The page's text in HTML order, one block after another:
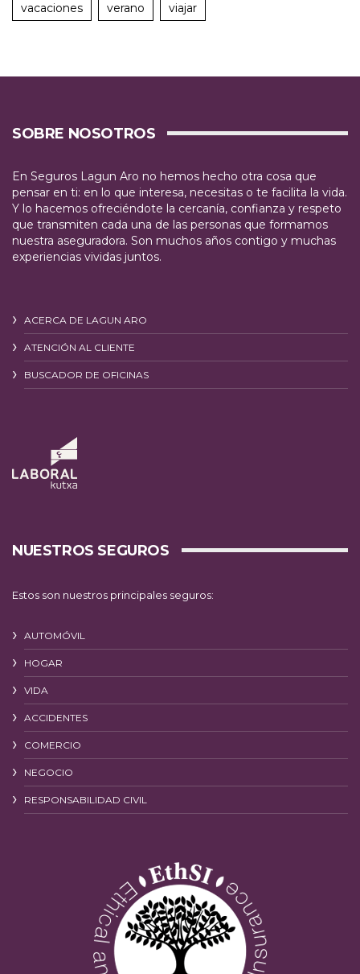
vacaciones verano viajar
SOBRE NOSOTROS
En Seguros Lagun Aro no hemos hecho otra cosa que
pensar en ti: en lo que interesa, necesitas o te facilita la vida.
Y lo hacemos ofreciéndote la cercanía, confianza y respeto
que transmiten cada una de las personas que formamos
nuestra aseguradora. Son muchos años contigo y muchas
experiencias vividas juntos.
ACERCA DE LAGUN ARO
ATENCIÓN AL CLIENTE
BUSCADOR DE OFICINAS
NUESTROS SEGUROS
Estos son nuestros principales seguros:
AUTOMÓVIL
HOGAR
VIDA
ACCIDENTES
COMERCIO
NEGOCIO
RESPONSABILIDAD CIVIL